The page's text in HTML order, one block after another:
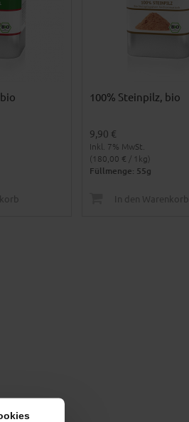
100% Steinpilz, bio
9,90 €
Inkl. 7% MwSt.
(180,00 € / 1kg)
Füllmenge: 55g
In den Warenkorb